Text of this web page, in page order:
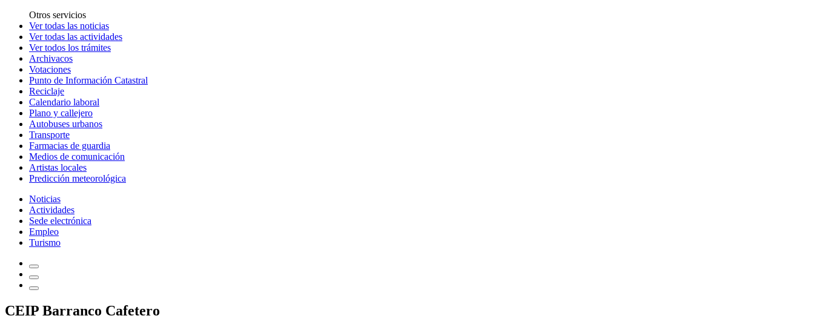
Otros servicios
Ver todas las noticias
Ver todas las actividades
Ver todos los trámites
Archivacos
Votaciones
Punto de Información Catastral
Reciclaje
Calendario laboral
Plano y callejero
Autobuses urbanos
Transporte
Farmacias de guardia
Medios de comunicación
Artistas locales
Predicción meteorológica
Noticias
Actividades
Sede electrónica
Empleo
Turismo
CEIP Barranco Cafetero